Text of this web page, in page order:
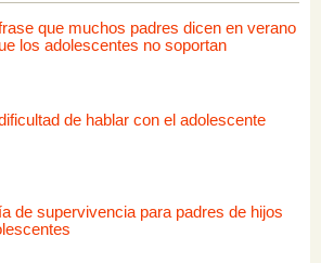
que muchos padres dicen en verano
los adolescentes no soportan
de hablar con el adolescente
de supervivencia para padres de hijos